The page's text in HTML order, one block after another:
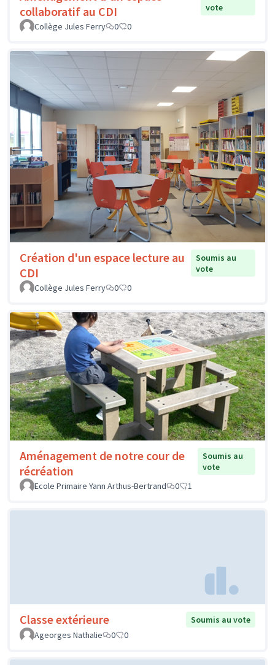
collaboratif au CDI
vote
Collège Jules Ferry
0 0
Création d'un espace lecture au
CDI
Soumis au
vote
Collège Jules Ferry
0 0
Aménagement de notre cour de
récréation
Soumis au
vote
Ecole Primaire Yann Arthus-Bertrand
0 1
Classe extérieure
Soumis au vote
Ageorges Nathalie
0 0